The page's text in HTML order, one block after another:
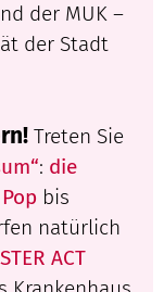
der MUK –
der Stadt
Treten Sie
: die
bis
natürlich
ACT